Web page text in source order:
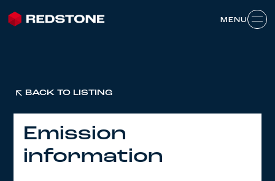
MENU
BACK TO LISTING
Emission
information